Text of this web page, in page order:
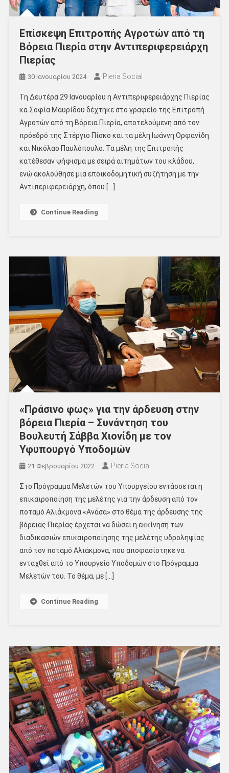
Επίσκεψη Επιτροπής Αγροτών από τη
Βόρεια Πιερία στην Αντιπεριφερειάρχη
Πιερίας
30 Ιανουαρίου 2024 Pieria Social
Τη Δευτέρα 29 Ιανουαρίου η Αντιπεριφερειάρχης Πιερίας
κα Σοφία Μαυρίδου δέχτηκε στο γραφείο της Επιτροπή
Αγροτών από τη Βόρεια Πιερία, αποτελούμενη από τον
πρόεδρό της Στέργιο Πίσκο και τα μέλη Ιωάννη Ορφανίδη
και Νικόλαο Παυλόπουλο. Τα μέλη της Επιτροπής
κατέθεσαν ψήφισμα με σειρά αιτημάτων του κλάδου,
ενώ ακολούθησε μια εποικοδομητική συζήτηση με την
Αντιπεριφερειάρχη, όπου […]
Continue Reading
«Πράσινο φως» για την άρδευση στην
βόρεια Πιερία – Συνάντηση του
Βουλευτή Σάββα Χιονίδη με τον
Υφυπουργό Υποδομών
21 Φεβρουαρίου 2022 Pieria Social
Στο Πρόγραμμα Μελετών του Υπουργείου εντάσσεται η
επικαιροποίηση της μελέτης για την άρδευση από τον
ποταμό Αλιάκμονα «Ανάσα» στο θέμα της άρδευσης της
βόρειας Πιερίας έρχεται να δώσει η εκκίνηση των
διαδικασιών επικαιροποίησης της μελέτης υδροληψίας
από τον ποταμό Αλιάκμονα, που αποφασίστηκε να
ενταχθεί από το Υπουργείο Υποδομών στο Πρόγραμμα
Μελετών του. Το θέμα, με […]
Continue Reading